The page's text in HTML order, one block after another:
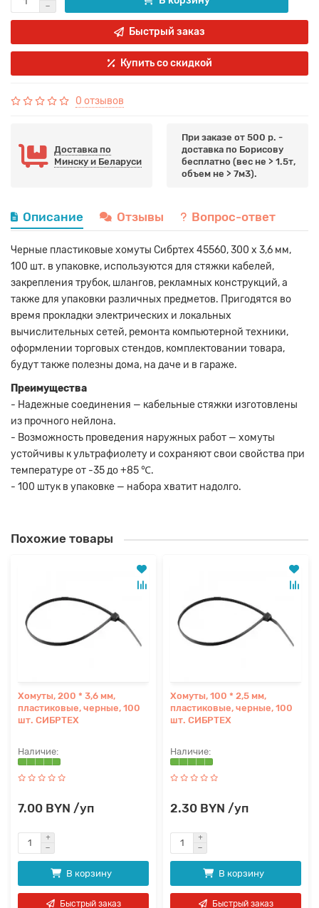
Быстрый заказ
Купить со скидкой
0 отзывов
Доставка по
Минску и Беларуси
При заказе от 500 р. -
доставка по Борисову
бесплатно (вес не > 1.5т,
объем не > 7м3).
Описание Отзывы Вопрос-ответ
Черные пластиковые хомуты Сибртех 45560, 300 х 3,6 мм,
100 шт. в упаковке, используются для стяжки кабелей,
закрепления трубок, шлангов, рекламных конструкций, а
также для упаковки различных предметов. Пригодятся во
время прокладки электрических и локальных
вычислительных сетей, ремонта компьютерной техники,
оформлении торговых стендов, комплектовании товара,
будут также полезны дома, на даче и в гараже.
Преимущества
- Надежные соединения — кабельные стяжки изготовлены
из прочного нейлона.
- Возможность проведения наружных работ — хомуты
устойчивы к ультрафиолету и сохраняют свои свойства при
температуре от -35 до +85 ℃.
- 100 штук в упаковке — набора хватит надолго.
Похожие товары
Хомуты, 200 * 3,6 мм,
пластиковые, черные, 100
шт. СИБРТЕХ
7.00 BYN /уп
В корзину
Быстрый заказ
Хомуты, 100 * 2,5 мм,
пластиковые, черные, 100
шт. СИБРТЕХ
2.30 BYN /уп
В корзину
Быстрый заказ